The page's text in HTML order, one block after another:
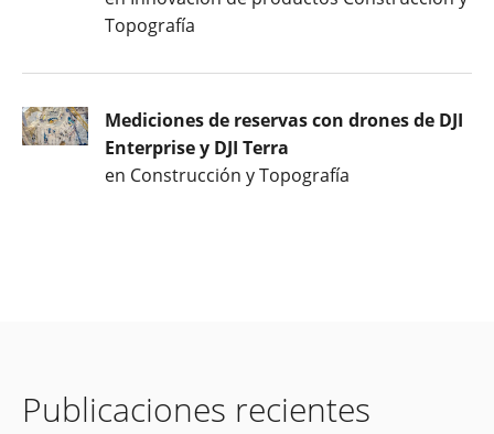
Topografía
Mediciones de reservas con drones de DJI
Enterprise y DJI Terra
en Construcción y Topografía
Publicaciones recientes